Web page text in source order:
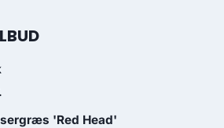
pris
'Red Head'